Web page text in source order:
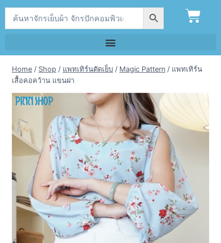
Home / Shop / แพทเทิร์นตัดเย็บ / Magic Pattern / แพทเทิร์น
เสื้อคอคว้าน แขนผ่า